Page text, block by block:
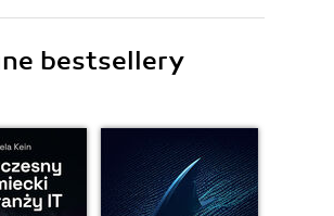
bestsellery